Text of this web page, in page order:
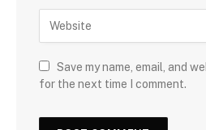
Save my name, email, and
for the next time I comment.